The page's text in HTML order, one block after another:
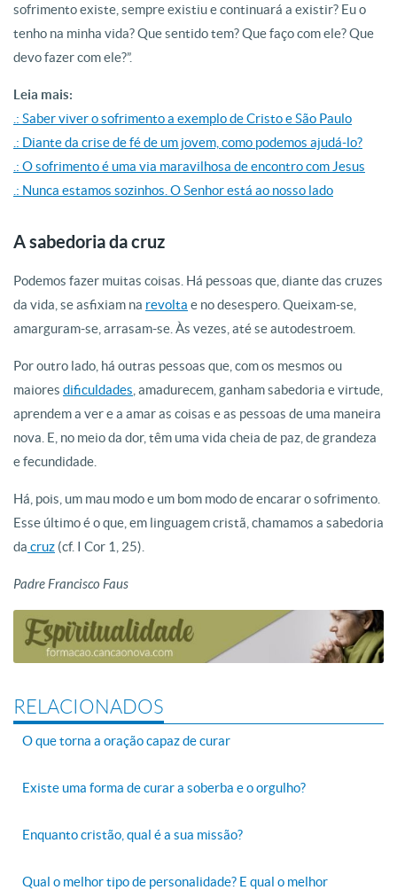
sofrimento existe, sempre existiu e continuará a existir? Eu o
tenho na minha vida? Que sentido tem? Que faço com ele? Que
devo fazer com ele?”.
Leia mais:
.: Saber viver o sofrimento a exemplo de Cristo e São Paulo
.: Diante da crise de fé de um jovem, como podemos ajudá-lo?
.: O sofrimento é uma via maravilhosa de encontro com Jesus
.: Nunca estamos sozinhos. O Senhor está ao nosso lado
A sabedoria da cruz
Podemos fazer muitas coisas. Há pessoas que, diante das cruzes
da vida, se asfixiam na revolta e no desespero. Queixam-se,
amarguram-se, arrasam-se. Às vezes, até se autodestroem.
Por outro lado, há outras pessoas que, com os mesmos ou
maiores dificuldades, amadurecem, ganham sabedoria e virtude,
aprendem a ver e a amar as coisas e as pessoas de uma maneira
nova. E, no meio da dor, têm uma vida cheia de paz, de grandeza
e fecundidade.
Há, pois, um mau modo e um bom modo de encarar o sofrimento.
Esse último é o que, em linguagem cristã, chamamos a sabedoria
da cruz (cf. I Cor 1, 25).
Padre Francisco Faus
RELACIONADOS
O que torna a oração capaz de curar
Existe uma forma de curar a soberba e o orgulho?
Enquanto cristão, qual é a sua missão?
Qual o melhor tipo de personalidade? E qual o melhor